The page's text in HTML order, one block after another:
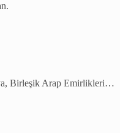
Birleşik Arap Emirlikleri…